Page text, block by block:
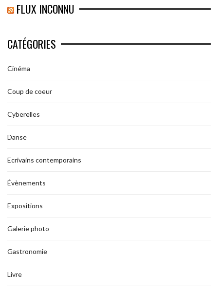
FLUX INCONNU
CATÉGORIES
Cinéma
Coup de coeur
Cyberelles
Danse
Ecrivains contemporains
Évènements
Expositions
Galerie photo
Gastronomie
Livre